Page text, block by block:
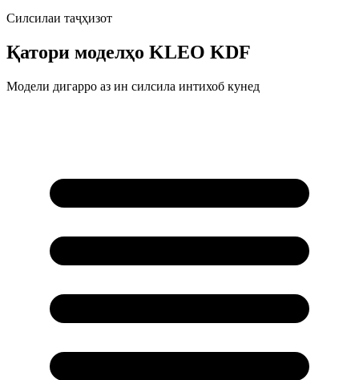
Силсилаи таҷҳизот
Қатори моделҳо KLEO KDF
Модели дигарро аз ин силсила интихоб кунед